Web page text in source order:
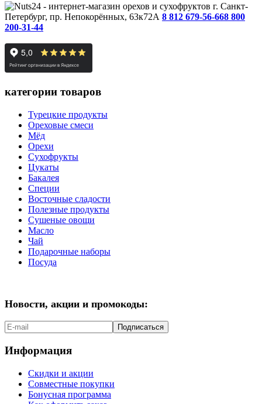
г. Санкт-
Петербург, пр. Непокорённых, 63к72А 8 812 679-56-668 800
200-31-44
категории товаров
Турецкие продукты
Ореховые смеси
Мёд
Орехи
Сухофрукты
Цукаты
Бакалея
Специи
Восточные сладости
Полезные продукты
Сушеные овощи
Масло
Чай
Подарочные наборы
Посуда
Новости, акции и промокоды:
Подписаться
Информация
Скидки и акции
Совместные покупки
Бонусная программа